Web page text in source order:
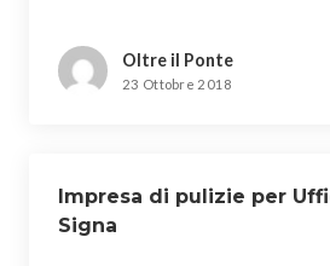
Oltre il Ponte
23 Ottobre 2018
Impresa di pulizie per
Signa